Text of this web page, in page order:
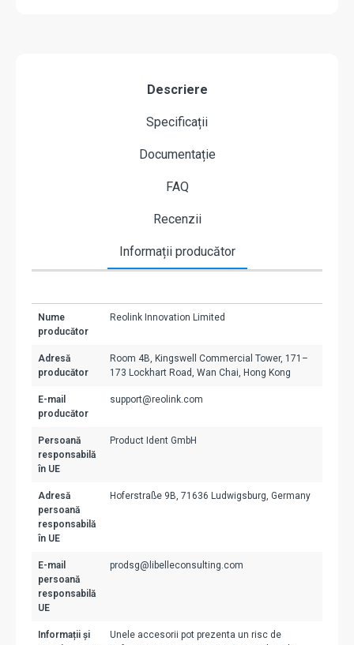
Descriere
Specificații
Documentație
FAQ
Recenzii
Informații producător
Nume
producător
Reolink Innovation Limited
Adresă
producător
Room 4B, Kingswell Commercial Tower, 171–
173 Lockhart Road, Wan Chai, Hong Kong
E-mail
producător
support@reolink.com
Persoană
responsabilă
în UE
Product Ident GmbH
Adresă
persoană
responsabilă
în UE
Hoferstraße 9B, 71636 Ludwigsburg, Germany
E-mail
persoană
responsabilă
UE
prodsg@libelleconsulting.com
Informații și
Unele accesorii pot prezenta un risc de